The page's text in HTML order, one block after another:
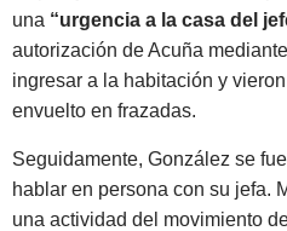
una “urgencia a la casa del
autorización de Acuña
ingresar a la habitación y
envuelto en frazadas.
Seguidamente, González se
hablar en persona con su jefa.
una actividad del movimiento